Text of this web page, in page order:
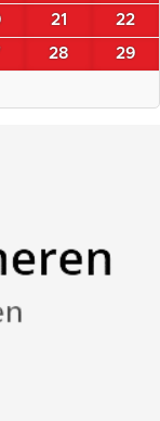
21 22
28 29